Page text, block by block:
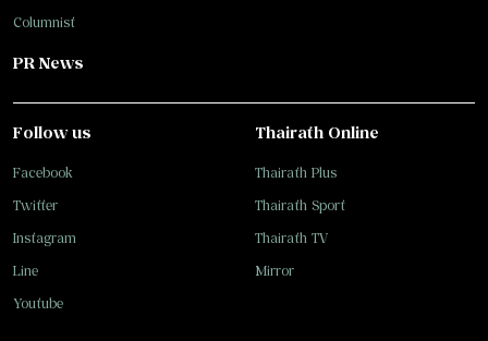
Columnist
PR News
Follow us
Facebook
Twitter
Instagram
Line
Youtube
Thairath Online
Thairath Plus
Thairath Sport
Thairath TV
Mirror